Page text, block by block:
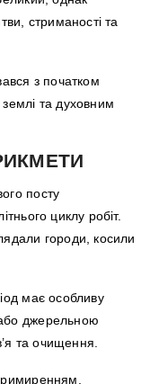
стриманості та
з початком
та духовним
посту
циклу робіт.
городи, косили
має особливу
джерельною
та очищення.